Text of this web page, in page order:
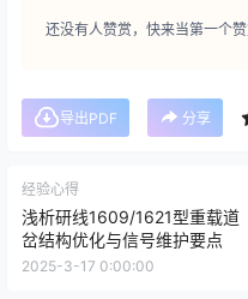
还没有人赞赏，快来当第一个赞
导出PDF 分享
经验心得
浅析研线1609/1621型重载道
岔结构优化与信号维护要点
2025-3-17 0:00:00